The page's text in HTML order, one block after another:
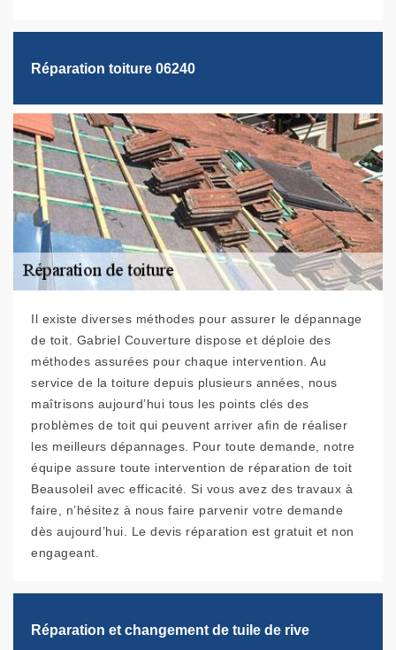
Réparation toiture 06240
Il existe diverses méthodes pour assurer le dépannage
de toit. Gabriel Couverture dispose et déploie des
méthodes assurées pour chaque intervention. Au
service de la toiture depuis plusieurs années, nous
maîtrisons aujourd’hui tous les points clés des
problèmes de toit qui peuvent arriver afin de réaliser
les meilleurs dépannages. Pour toute demande, notre
équipe assure toute intervention de réparation de toit
Beausoleil avec efficacité. Si vous avez des travaux à
faire, n’hésitez à nous faire parvenir votre demande
dès aujourd’hui. Le devis réparation est gratuit et non
engageant.
Réparation et changement de tuile de rive